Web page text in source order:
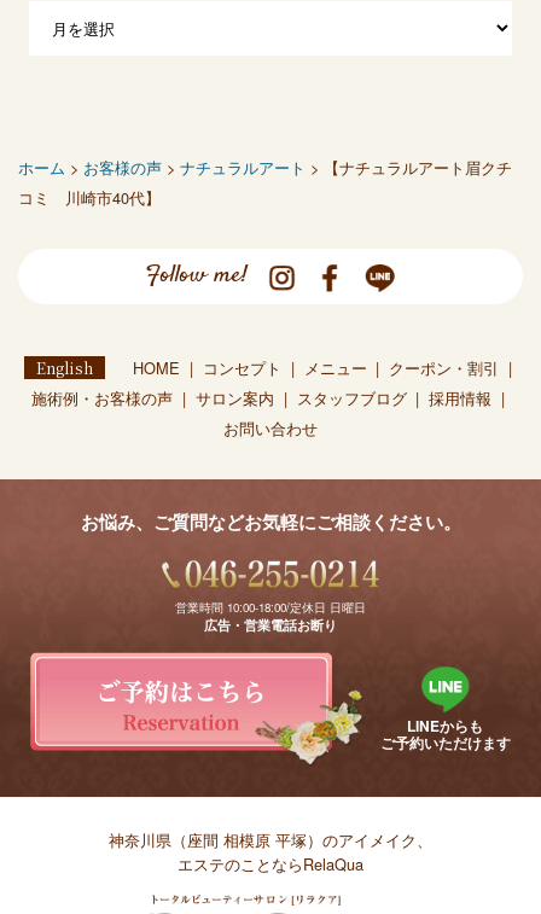
ホーム > お客様の声 > ナチュラルアート > 【ナチュラルアート眉クチ
コミ 川崎市40代】
Follow me!
English HOME コンセプト メニュー
クーポン・割引
施術例・お客様の声
サロン案内 スタッフブログ
採用情報
お問い合わせ
お悩み、ご質問などお気軽にご相談ください。
営業時間 10:00-18:00/定休日 日曜日
広告・営業電話お断り
LINEからも
ご予約いただけます
神奈川県（座間 相模原 平塚）のアイメイク、
エステのことならRelaQua